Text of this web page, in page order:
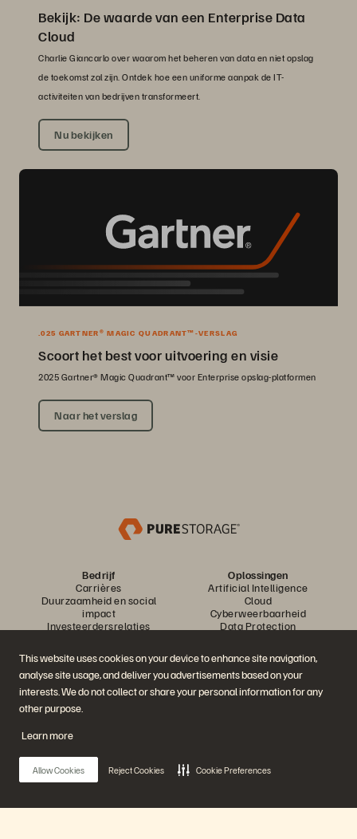
This website uses cookies on your device to enhance site navigation,
analyse site usage, and deliver you advertisements based on your
interests. We do not collect or share your personal information for any
other purpose.
Learn more
Allow Cookies Reject Cookies Cookie Preferences
Bekijk: De waarde van een Enterprise Data
Cloud
Charlie Giancarlo over waarom het beheren van data en niet opslag
de toekomst zal zijn. Ontdek hoe een uniforme aanpak de IT-
activiteiten van bedrijven transformeert.
Nu bekijken
.025 GARTNER® MAGIC QUADRANT™-VERSLAG
Scoort het best voor uitvoering en visie
2025 Gartner® Magic Quadrant™ voor Enterprise opslag-platformen
Naar het verslag
Bedrijf
Carrières
Duurzaamheid en social
impact
Investeerdersrelaties
Locaties
Executive Briefing Center
Oplossingen
Artificial Intelligence
Cloud
Cyberweerbaarheid
Data Protection
High performance computing
Virtualisatie
Sectoren
Platform en producten
Het Everpure-platform
FlashArray
FlashBlade
FlashBlade//EXA
Enterprise File
Partners
Resources
Neem contact met ons op